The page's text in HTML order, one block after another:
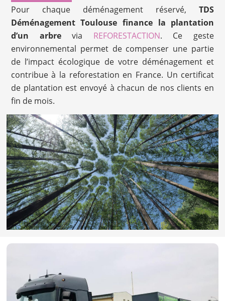
Pour chaque déménagement réservé,TDS
Déménagement Toulouse finance la plantation
d’un arbrevia REFORESTACTION. Ce geste
environnemental permet de compenser une partie
de l’impact écologique de votre déménagement et
contribue à la reforestation en France. Un certificat
de plantation est envoyé à chacun de nos clients en
fin de mois.